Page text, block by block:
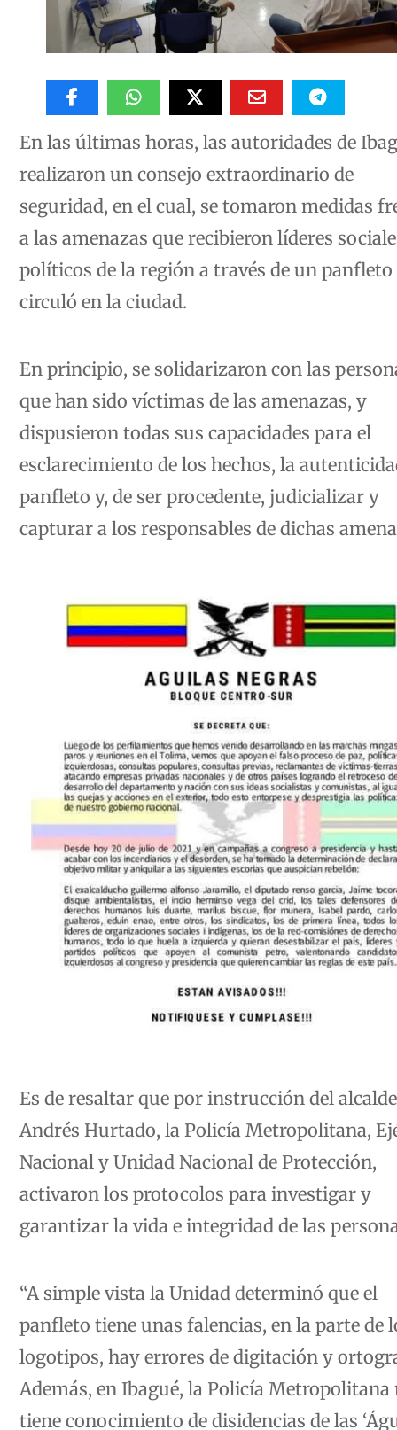
En las últimas horas, las autoridades de
realizaron un consejo extraordinario de
seguridad, en el cual, se tomaron medidas
a las amenazas que recibieron líderes
políticos de la región a través de un panfleto
circuló en la ciudad.
En principio, se solidarizaron con las
que han sido víctimas de las amenazas, y
dispusieron todas sus capacidades para el
esclarecimiento de los hechos, la
panfleto y, de ser procedente, judicializar y
capturar a los responsables de dichas
Es de resaltar que por instrucción del alcalde
Andrés Hurtado, la Policía Metropolitana,
Nacional y Unidad Nacional de Protección,
activaron los protocolos para investigar y
garantizar la vida e integridad de las
“A simple vista la Unidad determinó que el
panfleto tiene unas falencias, en la parte de
logotipos, hay errores de digitación y
Además, en Ibagué, la Policía Metropolitana
tiene conocimiento de disidencias de las